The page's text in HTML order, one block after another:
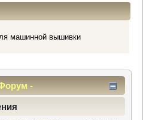
машинной вышивки
-